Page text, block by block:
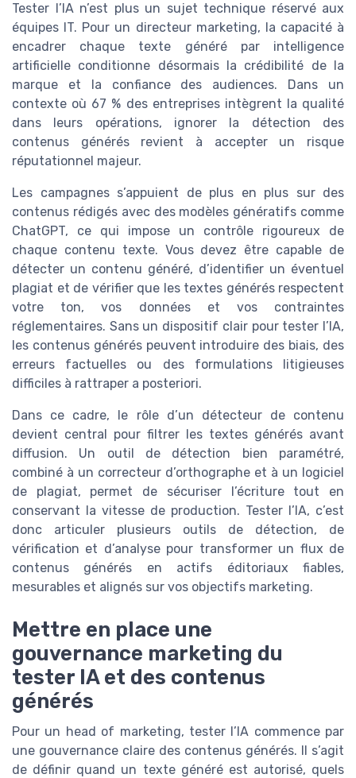
Tester l’IA n’est plus un sujet technique réservé aux
équipes IT. Pour un directeur marketing, la capacité à
encadrer chaque texte généré par intelligence
artificielle conditionne désormais la crédibilité de la
marque et la confiance des audiences. Dans un
contexte où 67 % des entreprises intègrent la qualité
dans leurs opérations, ignorer la détection des
contenus générés revient à accepter un risque
réputationnel majeur.
Les campagnes s’appuient de plus en plus sur des
contenus rédigés avec des modèles génératifs comme
ChatGPT, ce qui impose un contrôle rigoureux de
chaque contenu texte. Vous devez être capable de
détecter un contenu généré, d’identifier un éventuel
plagiat et de vérifier que les textes générés respectent
votre ton, vos données et vos contraintes
réglementaires. Sans un dispositif clair pour tester l’IA,
les contenus générés peuvent introduire des biais, des
erreurs factuelles ou des formulations litigieuses
difficiles à rattraper a posteriori.
Dans ce cadre, le rôle d’un détecteur de contenu
devient central pour filtrer les textes générés avant
diffusion. Un outil de détection bien paramétré,
combiné à un correcteur d’orthographe et à un logiciel
de plagiat, permet de sécuriser l’écriture tout en
conservant la vitesse de production. Tester l’IA, c’est
donc articuler plusieurs outils de détection, de
vérification et d’analyse pour transformer un flux de
contenus générés en actifs éditoriaux fiables,
mesurables et alignés sur vos objectifs marketing.
Mettre en place une
gouvernance marketing du
tester IA et des contenus
générés
Pour un head of marketing, tester l’IA commence par
une gouvernance claire des contenus générés. Il s’agit
de définir quand un texte généré est autorisé, quels